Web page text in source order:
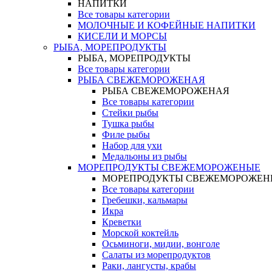
НАПИТКИ
Все товары категории
МОЛОЧНЫЕ И КОФЕЙНЫЕ НАПИТКИ
КИСЕЛИ И МОРСЫ
РЫБА, МОРЕПРОДУКТЫ
РЫБА, МОРЕПРОДУКТЫ
Все товары категории
РЫБА СВЕЖЕМОРОЖЕНАЯ
РЫБА СВЕЖЕМОРОЖЕНАЯ
Все товары категории
Стейки рыбы
Тушка рыбы
Филе рыбы
Набор для ухи
Медальоны из рыбы
МОРЕПРОДУКТЫ СВЕЖЕМОРОЖЕНЫЕ
МОРЕПРОДУКТЫ
Все товары категории
Гребешки, кальмары
Икра
Креветки
Морской коктейль
Осьминоги, мидии, вонголе
Салаты из морепродуктов
Раки, лангусты, крабы